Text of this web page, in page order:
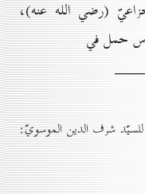
(رضي الله عنه)،
حمل في
للسيّد شرف الدين الموسويّ: